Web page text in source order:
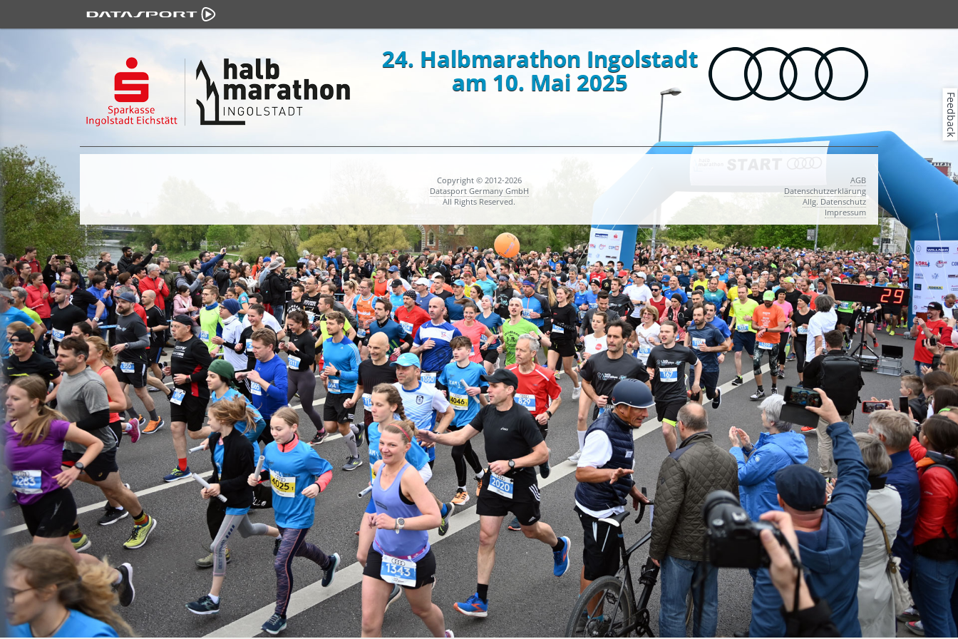
24. Halbmarathon Ingolstadt
am 10. Mai 2025
Copyright © 2012-2026
Datasport Germany GmbH
All Rights Reserved.
AGB
Datenschutzerklärung
Allg. Datenschutz
Impressum
Feedback